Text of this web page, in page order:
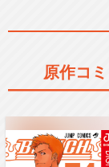
原作コ